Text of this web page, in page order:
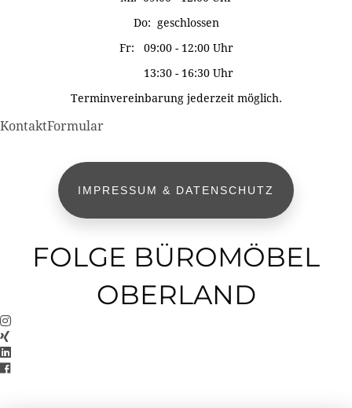
Do: geschlossen
Fr: 09:00 - 12:00 Uhr
13:30 - 16:30 Uhr
Terminvereinbarung jederzeit möglich.
KontaktFormular
IMPRESSUM & DATENSCHUTZ
FOLGE BÜROMÖBEL
OBERLAND